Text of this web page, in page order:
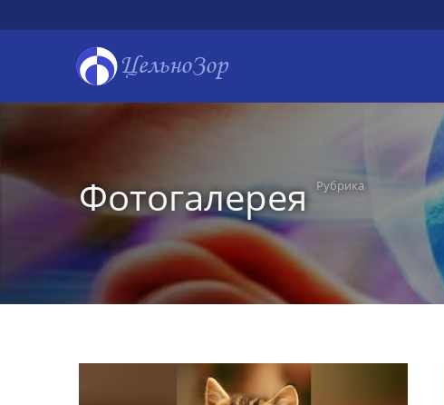
ЦельноЗор
Фотогалерея Рубрика